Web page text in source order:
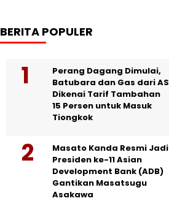
BERITA POPULER
Perang Dagang Dimulai,
Batubara dan Gas dari AS
Dikenai Tarif Tambahan
15 Persen untuk Masuk
Tiongkok
Masato Kanda Resmi Jadi
Presiden ke-11 Asian
Development Bank (ADB)
Gantikan Masatsugu
Asakawa